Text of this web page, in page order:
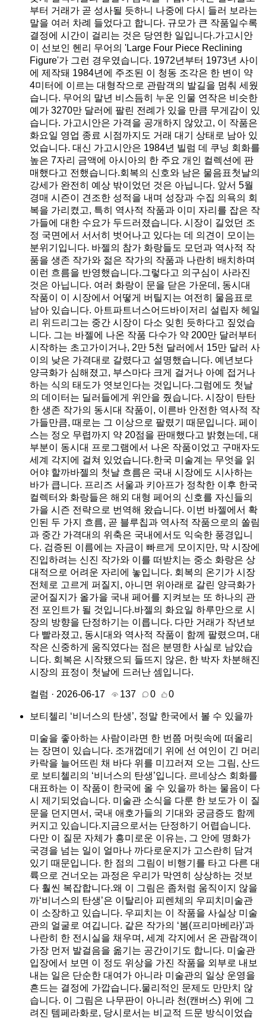
부터 거래가 곧 성사될 듯하니 나중에 다시 들러 보라는
말을 여러 차례 들었다고 합니다. 규모가 큰 작품일수록
결정에 시간이 걸리는 것은 당연한 일입니다.가고시안
이 선보인 헨리 무어의 'Large Four Piece Reclining
Figure'가 그런 경우였습니다. 1972년부터 1973년 사이
에 제작돼 1984년에 주조된 이 청동 조각은 한 변이 약
4미터에 이르는 대형작으로 관람객의 발길을 멈춰 세웠
습니다. 무어의 말년 비스듬히 누운 인물 연작은 비슷한
예가 3270만 달러에 팔린 전례가 있을 만큼 무게감이 있
습니다. 가고시안은 가격을 공개하지 않았고, 이 작품은
화요일 영업 종료 시점까지도 거래 대기 상태로 남아 있
었습니다. 대신 가고시안은 1984년 빌럼 데 쿠닝 회화를
높은 7자리 금액에 아시아의 한 주요 개인 컬렉션에 판
매했다고 전했습니다.회복의 신호와 남은 물음표첫날의
강세가 완전히 예상 밖이었던 것은 아닙니다. 앞서 5월
경매 시즌이 견조한 성적을 내며 성장과 수집 의욕의 회
복을 가리켰고, 특히 역사적 작품과 이미 자리를 잡은 작
가들에 대한 수요가 두드러졌습니다. 시장이 길었던 조
정 국면에서 서서히 벗어나고 있다는 데 의견이 모이는
분위기입니다. 바젤의 참가 화랑들도 모던과 역사적 작
품을 생존 작가와 젊은 작가의 작품과 나란히 배치하며
이런 흐름을 반영했습니다.그렇다고 의구심이 사라진
것은 아닙니다. 여러 화랑이 문을 닫은 가운데, 동시대
작품이 이 시장에서 어떻게 버틸지는 여전히 물음표로
남아 있습니다. 아트파트너스어드바이저리 설립자 헤일
리 위드리그는 중간 시장이 다소 잊힌 듯하다고 짚었습
니다. 그는 바젤에 나온 작품 다수가 약 200만 달러부터
시작하는 초고가이거나, 2만 5천 달러에서 15만 달러 사
이의 낮은 가격대로 갈렸다고 설명했습니다. 예년보다
양극화가 심해졌고, 부스마다 크게 걸거나 아예 접거나
하는 식의 태도가 엿보인다는 것입니다.그럼에도 첫날
의 데이터는 딜러들에게 위안을 줬습니다. 시장이 탄탄
한 생존 작가의 동시대 작품이, 이른바 안전한 역사적 작
가들만큼, 때로는 그 이상으로 팔렸기 때문입니다. 페이
스는 정오 무렵까지 약 20점을 판매했다고 밝혔는데, 대
부분이 동시대 프로그램에서 나온 작품이었고 구매자도
세계 각지에 걸쳐 있었습니다.한국 미술계는 무엇을 읽
어야 할까바젤의 첫날 흐름은 국내 시장에도 시사하는
바가 큽니다. 프리즈 서울과 키아프가 정착한 이후 한국
컬렉터와 화랑들은 해외 대형 페어의 신호를 자신들의
가을 시즌 전략으로 번역해 왔습니다. 이번 바젤에서 확
인된 두 가지 흐름, 곧 블루칩과 역사적 작품으로의 쏠림
과 중간 가격대의 위축은 국내에서도 익숙한 풍경입니
다. 검증된 이름에는 자금이 빠르게 모이지만, 막 시장에
진입하려는 신진 작가와 이를 떠받치는 중소 화랑은 상
대적으로 어려운 자리에 놓입니다. 회복의 온기가 시장
전체로 고르게 퍼질지, 아니면 위아래로 갈린 양극화가
굳어질지가 올가을 국내 페어를 지켜보는 또 하나의 관
전 포인트가 될 것입니다.바젤의 화요일 하루만으로 시
장의 방향을 단정하기는 이릅니다. 다만 거래가 작년보
다 빨라졌고, 동시대와 역사적 작품이 함께 팔렸으며, 대
작은 신중하게 움직였다는 점은 분명한 사실로 남았습
니다. 회복은 시작됐으되 들뜨지 않은, 한 박자 차분해진
시장의 표정이 첫날에 드러난 셈입니다.
컬럼 · 2026-06-17 137 0 0
보티첼리 ‘비너스의 탄생’, 정말 한국에서 볼 수 있을까
미술을 좋아하는 사람이라면 한 번쯤 머릿속에 떠올리
는 장면이 있습니다. 조개껍데기 위에 선 여인이 긴 머리
카락을 늘어뜨린 채 바다 위를 미끄러져 오는 그림, 산드
로 보티첼리의 ‘비너스의 탄생’입니다. 르네상스 회화를
대표하는 이 작품이 한국에 올 수 있을까 하는 물음이 다
시 제기되었습니다. 미술관 소식을 다룬 한 보도가 이 질
문을 던지면서, 국내 애호가들의 기대와 궁금증도 함께
커지고 있습니다.지금으로서는 단정하기 어렵습니다.
다만 이 질문 자체가 흥미로운 이유는, 그 안에 명화가
국경을 넘는 일이 얼마나 까다로운지가 고스란히 담겨
있기 때문입니다. 한 점의 그림이 비행기를 타고 다른 대
륙으로 건너오는 과정은 우리가 막연히 상상하는 것보
다 훨씬 복잡합니다.왜 이 그림은 좀처럼 움직이지 않을
까‘비너스의 탄생’은 이탈리아 피렌체의 우피치미술관
이 소장하고 있습니다. 우피치는 이 작품을 사실상 미술
관의 얼굴로 여깁니다. 같은 작가의 ‘봄(프리마베라)’과
나란히 한 전시실을 채우며, 세계 각지에서 온 관람객이
가장 먼저 발걸음을 옮기는 공간이기도 합니다. 미술관
입장에서 보면 이 정도 위상을 가진 작품을 외부로 내보
내는 일은 단순한 대여가 아니라 미술관의 일상 운영을
흔드는 결정에 가깝습니다.물리적인 문제도 만만치 않
습니다. 이 그림은 나무판이 아니라 천(캔버스) 위에 그
려진 템페라화로, 당시로서는 비교적 드문 방식이었습